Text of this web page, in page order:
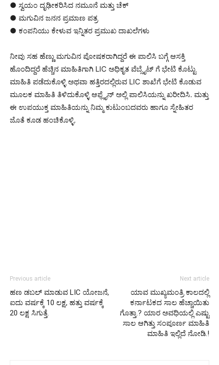
● ಸ್ವಯಂ ದೃಢೀಕರಿಸಿದ ನಮೂನೆ ಮತ್ತು ಚೆಕ್
● ಮಗುವಿನ ಜನನ ಪ್ರಮಾಣ ಪತ್ರ
● ಕಂಪನಿಯು ಕೇಳುವ ಇನ್ನಿತರ ಪ್ರಮುಖ ದಾಖಲೆಗಳು
ನೀವು ಸಹ ಹೆಣ್ಣು ಮಗುವಿನ ಪೋಷಕರಾಗಿದ್ದರೆ ಈ ಪಾಲಿಸಿ ಬಗ್ಗೆ ಆಸಕ್ತಿ
ಹೊಂದಿದ್ದರೆ ಹೆಚ್ಚಿನ ಮಾಹಿತಿಗಾಗಿ LIC ಅಧಿಕೃತ ವೆಬ್ಸೈಟ್ ಗೆ ಭೇಟಿ ಕೊಟ್ಟು
ಮಾಹಿತಿ ಪಡೆದುಕೊಳ್ಳಿ ಅಥವಾ ಹತ್ತಿರದಲ್ಲಿರುವ LIC ಶಾಖೆಗೆ ಭೇಟಿ ಕೊಡುವ
ಮೂಲಕ ಮಾಹಿತಿ ತಿಳಿದುಕೊಳ್ಳಿ ಆಫ್ಲೈನ್ ಅಲ್ಲಿ ಪಾಲಿಸಿಯನ್ನು ಖರೀದಿಸಿ. ಮತ್ತು
ಈ ಉಪಯುಕ್ತ ಮಾಹಿತಿಯನ್ನು ನಿಮ್ಮ ಕುಟುಂಬದವರು ಹಾಗೂ ಸ್ನೇಹಿತರ
ಜೊತೆ ಕೂಡ ಹಂಚಿಕೊಳ್ಳಿ.
Previous article
ಹಣ ಡಬಲ್ ಮಾಡುವ LIC ಯೋಜನೆ,
ಐದು ವರ್ಷಕ್ಕೆ 10 ಲಕ್ಷ, ಹತ್ತು ವರ್ಷಕ್ಕೆ
20 ಲಕ್ಷ ಸಿಗುತ್ತೆ.
Next article
ಯಾವ ಮುಖ್ಯಮಂತ್ರಿ ಕಾಲದಲ್ಲಿ
ಕರ್ನಾಟಕದ ಸಾಲ ಹೆಚ್ಚಾಯಿತು
ಗೊತ್ತಾ.? ಯಾರ ಅವಧಿಯಲ್ಲಿ ಎಷ್ಟು
ಸಾಲ ಆಗಿತ್ತು ಸಂಪೂರ್ಣ ಮಾಹಿತಿ
ಮಾಹಿತಿ ಇಲ್ಲಿದೆ ನೋಡಿ.!